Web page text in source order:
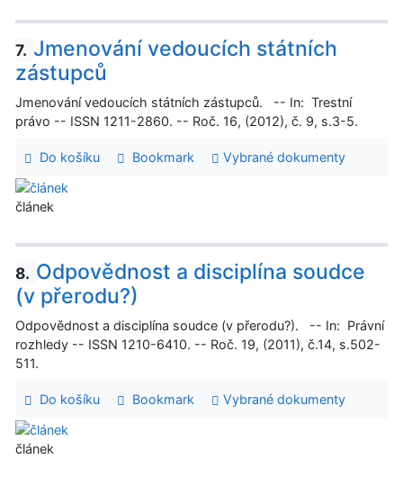
7. Jmenování vedoucích státních
zástupců
Jmenování vedoucích státních zástupců. -- In: Trestní
právo -- ISSN 1211-2860. -- Roč. 16, (2012), č. 9, s.3-5.
Do košíku Bookmark Vybrané dokumenty
článek
8. Odpovědnost a disciplína soudce
(v přerodu?)
Odpovědnost a disciplína soudce (v přerodu?). -- In: Právní
rozhledy -- ISSN 1210-6410. -- Roč. 19, (2011), č.14, s.502-
511.
Do košíku Bookmark Vybrané dokumenty
článek